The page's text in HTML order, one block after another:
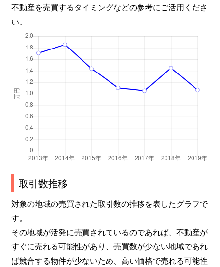
不動産を売買するタイミングなどの参考にご活用くださ
い。
取引数推移
対象の地域の売買された取引数の推移を表したグラフで
す。
その地域が活発に売買されているのであれば、不動産が
すぐに売れる可能性があり、売買数が少ない地域であれ
ば競合する物件が少ないため、高い価格で売れる可能性